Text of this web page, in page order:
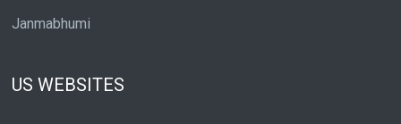
Janmabhumi
US WEBSITES